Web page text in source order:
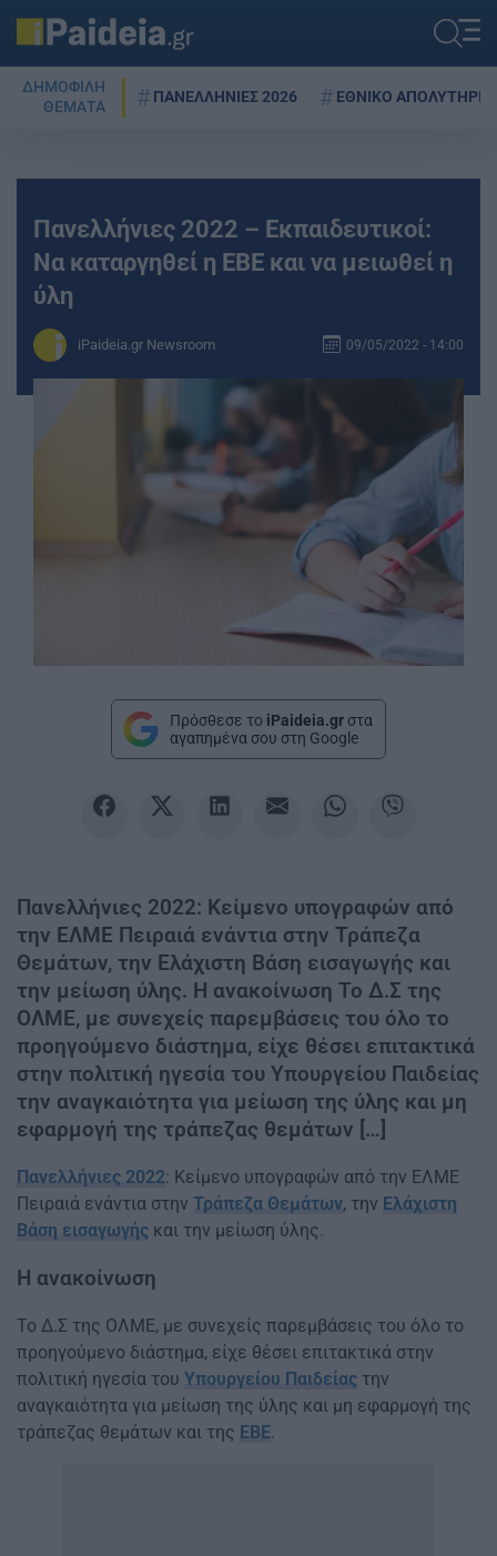
ΔΗΜΟΦΙΛΗ
ΘΕΜΑΤΑ
ΠΑΝΕΛΛΗΝΙΕΣ 2026 ΕΘΝΙΚΟ ΑΠΟΛΥΤΗΡΙΟ
Πανελλήνιες 2022 – Εκπαιδευτικοί:
Να καταργηθεί η ΕΒΕ και να μειωθεί η
ύλη
iPaideia.gr Newsroom 09/05/2022 - 14:00
Πρόσθεσε το iPaideia.gr στα
αγαπημένα σου στη Google
Πανελλήνιες 2022: Κείμενο υπογραφών από
την ΕΛΜΕ Πειραιά ενάντια στην Τράπεζα
Θεμάτων, την Ελάχιστη Βάση εισαγωγής και
την μείωση ύλης. Η ανακοίνωση Το Δ.Σ της
ΟΛΜΕ, με συνεχείς παρεμβάσεις του όλο το
προηγούμενο διάστημα, είχε θέσει επιτακτικά
στην πολιτική ηγεσία του Υπουργείου Παιδείας
την αναγκαιότητα για μείωση της ύλης και μη
εφαρμογή της τράπεζας θεμάτων […]
Πανελλήνιες 2022: Κείμενο υπογραφών από την ΕΛΜΕ
Πειραιά ενάντια στην Τράπεζα Θεμάτων, την Ελάχιστη
Βάση εισαγωγής και την μείωση ύλης.
Η ανακοίνωση
Το Δ.Σ της ΟΛΜΕ, με συνεχείς παρεμβάσεις του όλο το
προηγούμενο διάστημα, είχε θέσει επιτακτικά στην
πολιτική ηγεσία του Υπουργείου Παιδείας την
αναγκαιότητα για μείωση της ύλης και μη εφαρμογή της
τράπεζας θεμάτων και της ΕΒΕ.